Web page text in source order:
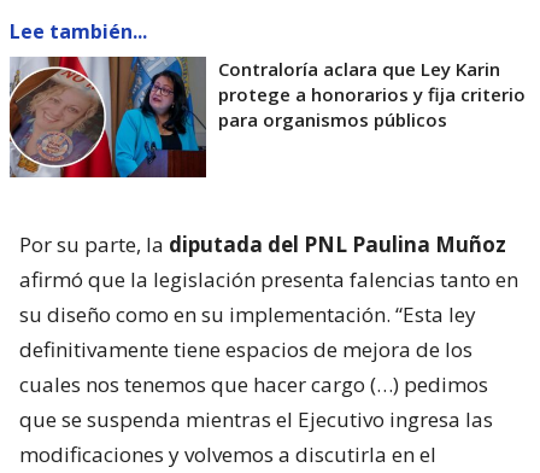
Lee también...
Contraloría aclara que Ley Karin
protege a honorarios y fija criterio
para organismos públicos
Por su parte, la diputada del PNL Paulina Muñoz
afirmó que la legislación presenta falencias tanto en
su diseño como en su implementación. “Esta ley
definitivamente tiene espacios de mejora de los
cuales nos tenemos que hacer cargo (…) pedimos
que se suspenda mientras el Ejecutivo ingresa las
modificaciones y volvemos a discutirla en el